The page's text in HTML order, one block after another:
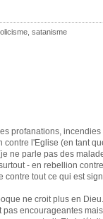
satanisme
profanations, incendies
contre l'Eglise (en tant
ne parle pas des
- en rebellion contre
contre tout ce qui est
ne croit plus en
encourageantes